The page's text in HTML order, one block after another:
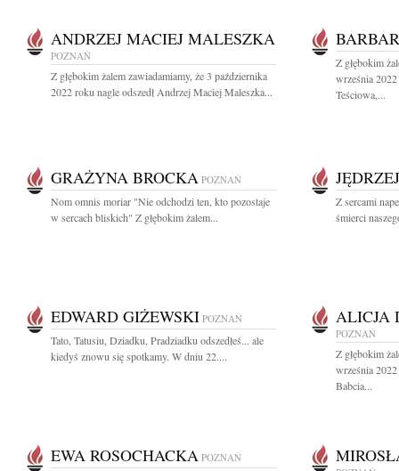
ANDRZEJ MACIEJ MALESZKA
POZNAŃ
Z głębokim żalem zawiadamiamy, że 3 października
2022 roku nagle odszedł Andrzej Maciej Maleszka...
Z głębokim
września 2022
Teściowa,...
GRAŻYNA BROCKA POZNAŃ
Nom omnis moriar "Nie odchodzi ten, kto pozostaje
w sercach bliskich" Z głębokim żalem...
Z sercami
śmierci
EDWARD GIŻEWSKI POZNAŃ
Tato, Tatusiu, Dziadku, Pradziadku odszedłeś... ale
kiedyś znowu się spotkamy. W dniu 22....
ALICJA
POZNAŃ
Z głębokim
września 2022
Babcia...
EWA ROSOCHACKA POZNAŃ